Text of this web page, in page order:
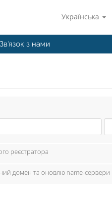
Українська
Зв'язок з нами
реєстратора
домен та оновлю name-сервери